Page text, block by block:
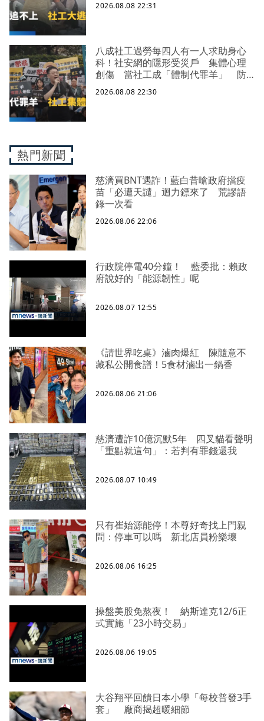
2026.08.08 22:31
八成社工過勞每四人有一人求助身心
科！社安網的隱形受災戶 集體心理
創傷 當社工成「體制代罪羊」 防
禦性社工不敢多做無奈趨勢？耗竭殆
盡下的社安網危機｜社工消失中
2026.08.08 22:30
熱門新聞
慈濟買BNT遇詐！藍白昔嗆政府擋疫
苗「必遭天譴」迴力鏢來了 荒謬語
錄一次看
2026.08.06 22:06
行政院停電40分鐘！ 藍委批：賴政
府說好的「能源韌性」呢
2026.08.07 12:55
《請世界吃桌》滷肉爆紅 陳隨意不
藏私公開食譜！5食材滷出一鍋香
2026.08.06 21:06
慈濟遭詐10億沉默5年 四叉貓看聲明
「重點就這句」：若判有罪錢還我
2026.08.07 10:49
只有崔始源能停！本尊好奇找上門親
問：停車可以嗎 新北店員粉樂壞
2026.08.06 16:25
操盤美股免熬夜！ 納斯達克12/6正
式實施「23小時交易」
2026.08.06 19:05
大谷翔平回饋日本小學「每校普發3手
套」 廠商揭超暖細節